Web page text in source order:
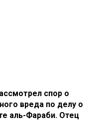
спор о
вреда по делу о
аль-Фараби. Отец